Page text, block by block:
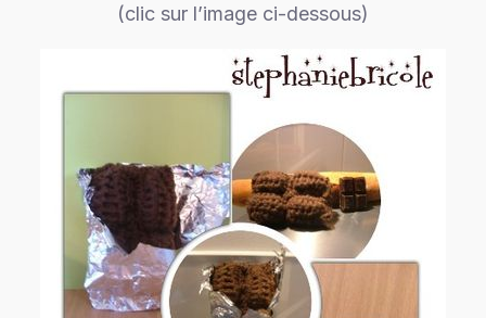
(clic sur l’image ci-dessous)